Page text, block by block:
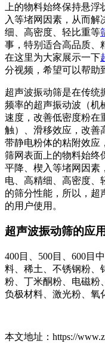
上的物料始终保持悬
入等堵网因素，从而
细、高密度、轻比重等
事，特别适合高品质、
在这里为大家展示一下
分视频，希望可以帮助
超声波振动筛是在传统
频率的超声振动波（机
速度，改善低密度粉在
触）、滑移效应，改善
带静电粉体的粘附效应
筛网表面上的物料始终
平降、楔入等堵网因素
电、高精细、高密度、
的筛分性能，所以，超
的用户使用。
超声波振动筛的应
400目、500目、600目
料、稀土、不锈钢粉、
粉、丁米酮粉、电磁粉
负极材料、激光粉、氧
本文地址：https://